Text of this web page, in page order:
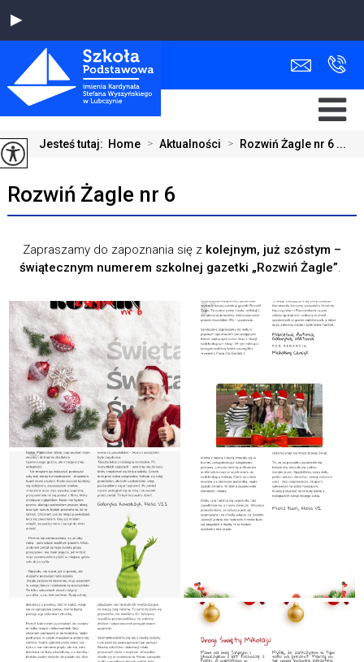
Jesteś tutaj: Home > Aktualności > Rozwiń Żagle nr 6 ...
Rozwiń Żagle nr 6
Zapraszamy do zapoznania się z kolejnym, już szóstym –
świątecznym numerem szkolnej gazetki „Rozwiń Żagle”.